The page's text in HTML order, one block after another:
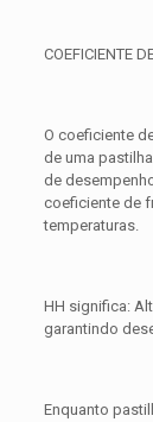
COEFICIENTE
O coeficiente
de uma
de
coeficiente de
temperaturas.
HH significa:
garantindo
Enquanto